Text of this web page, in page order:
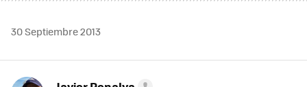
30 Septiembre 2013